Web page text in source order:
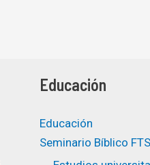
Educación
Educación
Seminario Bíblico